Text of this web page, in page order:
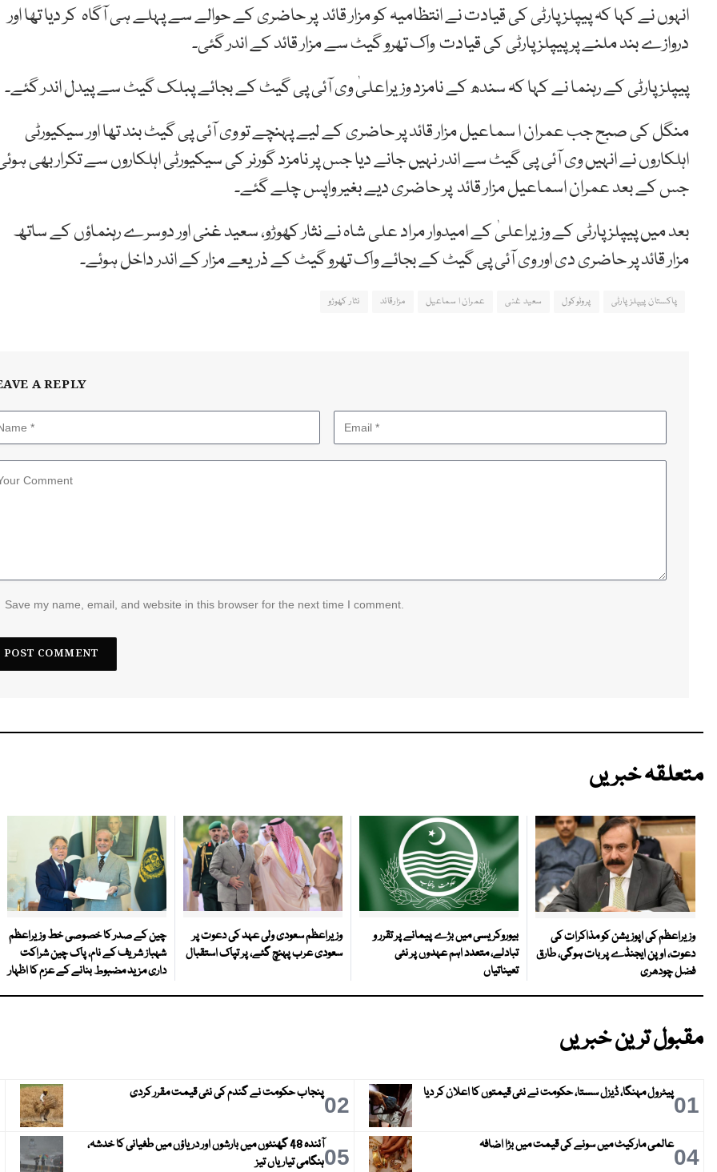
انہوں نے کہا کہ پیپلز پارٹی کی قیادت نے انتظامیہ کو مزار قائد پر حاضری کے حوالے سے پہلے ہی آگاہ کر دیا تھا اور
دروازے بند ملنے پر پیپلز پارٹی کی قیادت واک تھرو گیٹ سے مزار قائد کے اندر گئی۔
پیپلز پارٹی کے رہنما نے کہا کہ سندھ کے نامزد وزیراعلیٰ وی آئی پی گیٹ کے بجائے پبلک گیٹ سے پیدل اندر گئے۔
منگل کی صبح جب عمران ا سماعیل مزار قائد پر حاضری کے لیے پہنچے تو وی آئی پی گیٹ بند تھا اور سیکیورٹی
اہلکاروں نے انہیں وی آئی پی گیٹ سے اندر نہیں جانے دیا جس پر نامزد گورنر کی سیکیورٹی اہلکاروں سے تکرار بھی
جس کے بعد عمران اسماعیل مزار قائد پر حاضری دیے بغیر واپس چلے گئے۔
بعد میں پیپلز پارٹی کے وزیراعلیٰ کے امیدوار مراد علی شاہ نے نثار کھوڑو، سعید غنی اور دوسرے رہنماؤں کے ساتھ
مزار قائد پر حاضری دی اور وی آئی پی گیٹ کے بجائے واک تھرو گیٹ کے ذریعے مزار کے اندر داخل ہوئے۔
پاکستان پیپلز پارٹی پروٹوکول سعید غنی عمران ا سماعیل مزارقائد نثار کھوڑو
A REPLY
Save my name, email, and website in this browser for the next time I comment.
متعلقہ خبریں
وزیراعظم کی اپوزیشن کو مذاکرات کی
دعوت، اوپن ایجنڈے پر بات ہوگی، طارق
فضل چودھری
بیوروکریسی میں بڑے پیمانے پر تقرر و
تبادلے، متعدد اہم عہدوں پر نئی
تعیناتیاں
وزیراعظم سعودی ولی عہد کی دعوت پر
سعودی عرب پہنچ گئے، پر تپاک استقبال
چین کے صدر کا خصوصی خط وزیراعظم
شہباز شریف کے نام، پاک چین شراکت
داری مزید مضبوط بنانے کے عزم کا اظہار
مقبول ترین خبریں
01پیٹرول مہنگا، ڈیزل سستا، حکومت نے نئی قیمتوں کا اعلان کر دیا 02پنجاب حکومت نے گندم کی نئی قیمت مقرر کردی
04عالمی مارکیٹ میں سونے کی قیمت میں بڑا اضافہ 05
آئندہ 48 گھنٹوں میں بارشوں اور دریاؤں میں طغیانی کا خدشہ،
ہنگامی تیاریاں تیز